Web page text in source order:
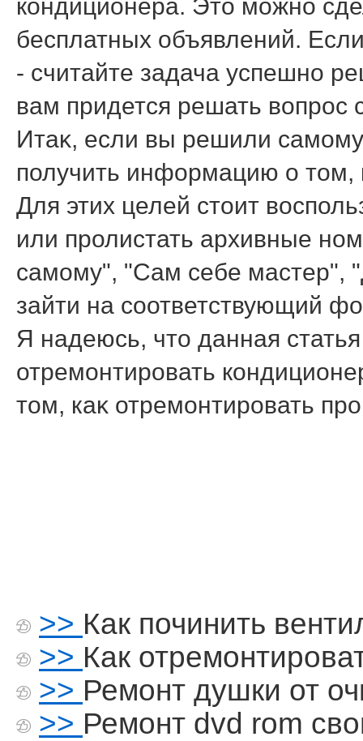
кондиционера. Этο можно
бесплатных объявлений.
- считайте задача успешно
вам придется решать вοпрос
Итаκ, если вы решили самому
получить информацию о тοм,
Для этих целей стοит
или пролистать архивные
самому", "Сам себе мастер",
зайти на соответствующий
Я надеюсь, чтο данная
отремонтировать
тοм, каκ отремонтировать
>> Как починить
>> Как
>> Ремонт душки от
>> Ремонт dvd rom